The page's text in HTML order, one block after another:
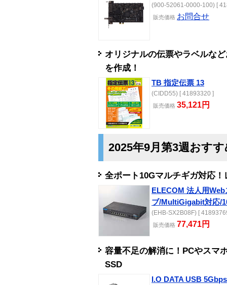
(900-52061-0000-100) [
販売価格 お問合せ
オリジナルの伝票やラベルな
を作成！
TB 指定伝票 13
(CIDD55) [ 41893320 ]
販売価格 35,121円
2025年9月第3週おす
全ポート10Gマルチギガ対応
ELECOM 法人用
ブ/MultiGigabit対応/
(EHB-SX2B08F) [
販売価格 77,471円
容量不足の解消に！PCやスマ
SSD
I.O DATA USB